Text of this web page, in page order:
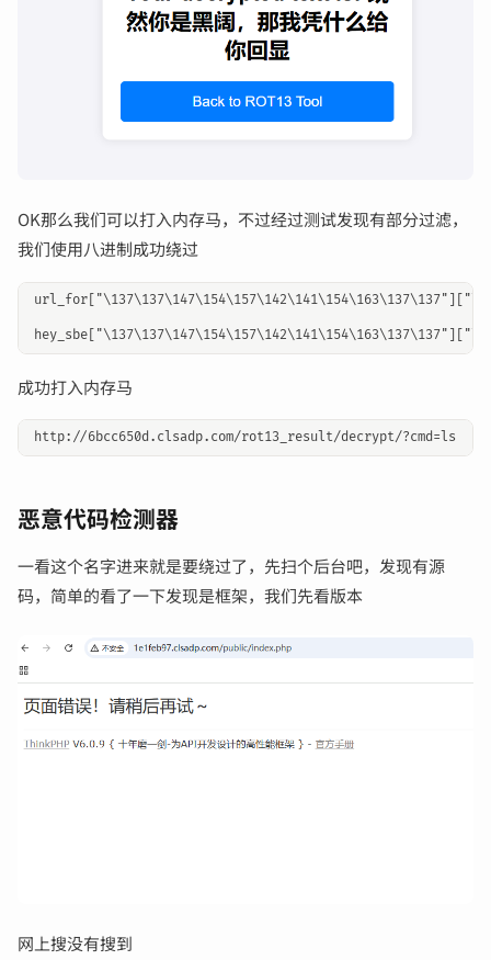
OK那么我们可以打入内存马，不过经过测试发现有部分过滤，
我们使用八进制成功绕过
成功打入内存马
恶意代码检测器
一看这个名字进来就是要绕过了，先扫个后台吧，发现有源
码，简单的看了一下发现是框架，我们先看版本
网上搜没有搜到